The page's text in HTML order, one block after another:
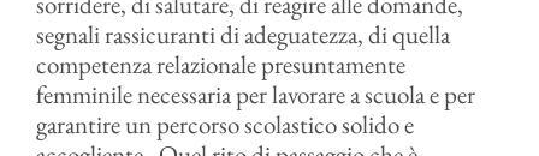
segnali rassicuranti di adeguatezza, di quella
competenza relazionale presuntamente
femminile necessaria per lavorare a scuola e per
garantire un percorso scolastico solido e